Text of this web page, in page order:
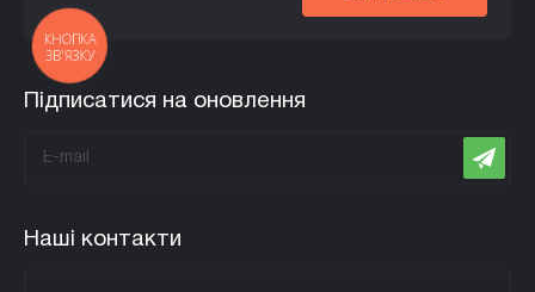
Підписатися на оновлення
Наші контакти
КНОПКА
ЗВ'ЯЗКУ